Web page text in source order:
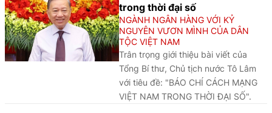
trong thời đại số
NGÀNH NGÂN HÀNG VỚI KỶ
NGUYÊN VƯƠN MÌNH CỦA DÂN
TỘC VIỆT NAM
Trân trọng giới thiệu bài viết của
Tổng Bí thư, Chủ tịch nước Tô Lâm
với tiêu đề: "BÁO CHÍ CÁCH MẠNG
VIỆT NAM TRONG THỜI ĐẠI SỐ".